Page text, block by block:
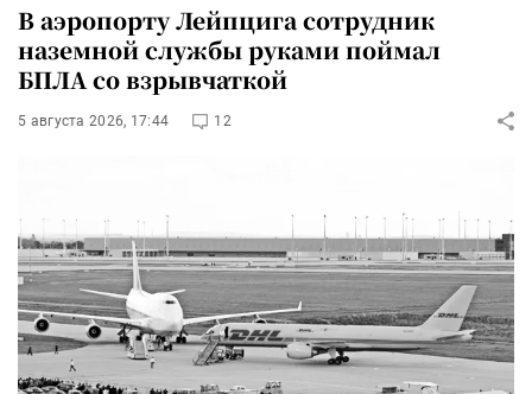
В аэропорту Лейпцига сотрудник
наземной службы руками поймал
БПЛА со взрывчаткой
5 августа 2026, 17:44 12